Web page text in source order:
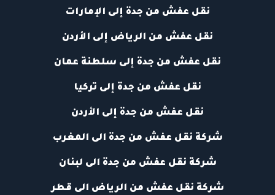
نقل عفش من جدة إلى الإمارات
نقل عفش من الرياض إلى الأردن
نقل عفش من جدة إلى سلطنة عمان
نقل عفش من جدة إلى تركيا
نقل عفش من جدة إلى الأردن
شركة نقل عفش من جدة الى المغرب
شركة نقل عفش من جدة الى لبنان
شركة نقل عفش من الرياض الى قطر